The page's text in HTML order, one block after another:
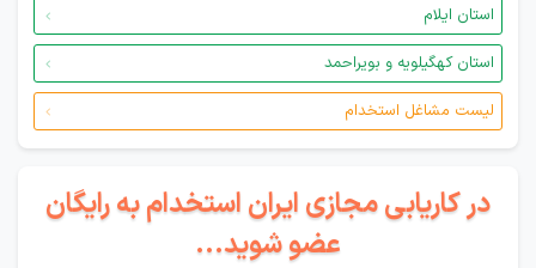
استان ایلام
استان کهگیلویه و بویراحمد
لیست مشاغل استخدام
در کاریابی مجازی ایران استخدام به رایگان
عضو شوید...